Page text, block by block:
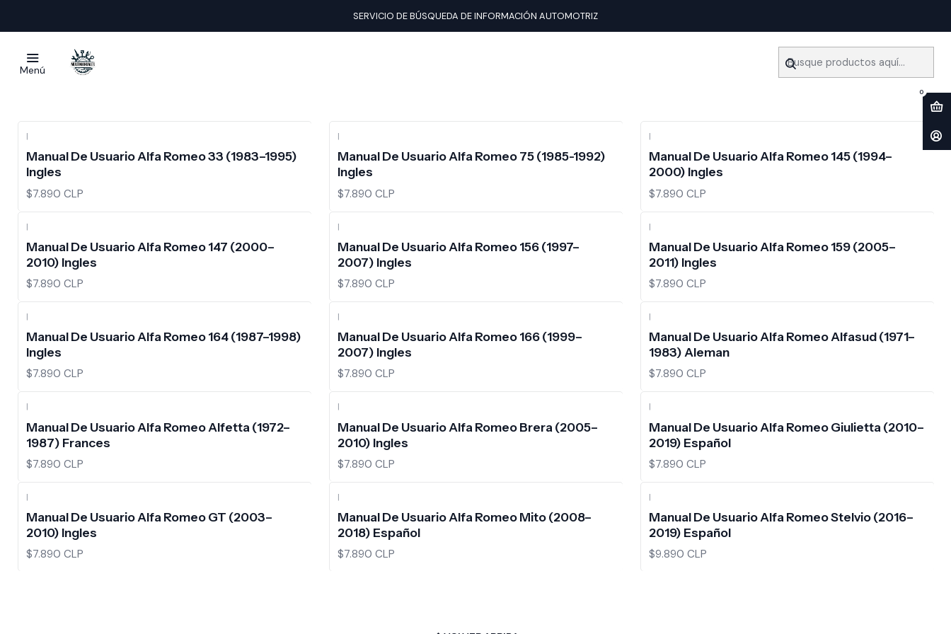
Menú
0
SERVICIO DE BÚSQUEDA DE INFORMACIÓN AUTOMOTRIZ
Inicio Manuales de usuario Alfa Romeo
Alfa Romeo Filtros
|
Manual De Usuario Alfa Romeo 33 (1983–1995)
Ingles
$7.890 CLP
|
Manual De Usuario Alfa Romeo 75 (1985-1992)
Ingles
$7.890 CLP
|
Manual De Usuario Alfa Romeo 145 (1994–
2000) Ingles
$7.890 CLP
|
Manual De Usuario Alfa Romeo 147 (2000–
2010) Ingles
$7.890 CLP
|
Manual De Usuario Alfa Romeo 156 (1997–
2007) Ingles
$7.890 CLP
|
Manual De Usuario Alfa Romeo 159 (2005–
2011) Ingles
$7.890 CLP
|
Manual De Usuario Alfa Romeo 164 (1987–1998)
Ingles
$7.890 CLP
|
Manual De Usuario Alfa Romeo 166 (1999–
2007) Ingles
$7.890 CLP
|
Manual De Usuario Alfa Romeo Alfasud (1971–
1983) Aleman
$7.890 CLP
|
Manual De Usuario Alfa Romeo Alfetta (1972–
1987) Frances
$7.890 CLP
|
Manual De Usuario Alfa Romeo Brera (2005–
2010) Ingles
$7.890 CLP
|
Manual De Usuario Alfa Romeo Giulietta (2010–
2019) Español
$7.890 CLP
|
Manual De Usuario Alfa Romeo GT (2003–
2010) Ingles
$7.890 CLP
|
Manual De Usuario Alfa Romeo Mito (2008–
2018) Español
$7.890 CLP
|
Manual De Usuario Alfa Romeo Stelvio (2016–
2019) Español
$9.890 CLP